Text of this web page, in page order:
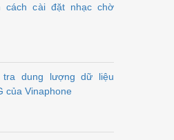
cách cài đặt nhạc chờ
tra dung lượng dữ liệu
của Vinaphone